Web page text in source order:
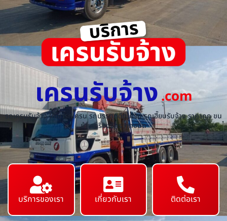
เครนรับจ้าง.com
รถเครนรับจ้าง ให้เช่ารถเครน รถบรรทุกติดเครน รถเฮี๊ยบรับจ้าง ราคาถูก ขน
ย้ายเครื่องจักร ทุกชนิด
บริการของเรา เกี่ยวกับเรา ติดต่อเรา